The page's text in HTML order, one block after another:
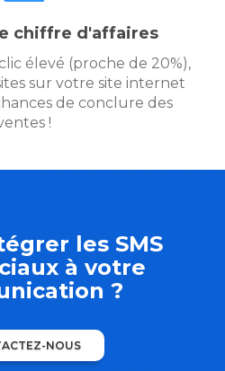
chiffre d'affaires
élevé (proche de 20%),
sur votre site internet
de conclure des
!
les SMS
à votre
?
NOUS